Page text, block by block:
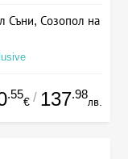
Съни, Созопол на
.55
€ / 137.98
лв.